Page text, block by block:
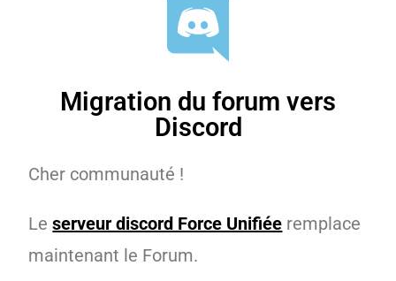
Migration du forum vers
Discord
Cher communauté !
Leserveur discord Force Unifiée remplace
maintenant le Forum.